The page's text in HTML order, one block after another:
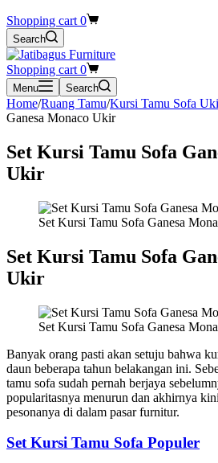
Shopping cart 0
Search
Shopping cart 0
Menu Search
Home/Ruang Tamu/Kursi Tamu Sofa
Ganesa Monaco Ukir
Set Kursi Tamu Sofa
Ukir
Set Kursi Tamu Sofa Ganesa
Set Kursi Tamu Sofa
Ukir
Set Kursi Tamu Sofa Ganesa
Banyak orang pasti akan setuju bahwa
daun beberapa tahun belakangan ini.
tamu sofa sudah pernah berjaya
popularitasnya menurun dan akhirnya
pesonanya di dalam pasar furnitur.
Set Kursi Tamu Sofa Populer